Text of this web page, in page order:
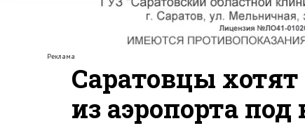
Реклама
Саратовцы
из аэропорта